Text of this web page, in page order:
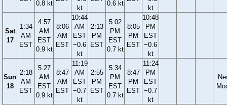
0.8 kt
kt
0.6 kt
kt
Sat
17
1:34
AM
EST
4:57
AM
EST
0.9 kt
8:06
AM
EST
10:44
AM
EST
−0.6
kt
2:13
PM
EST
5:02
PM
EST
0.7 kt
8:05
PM
EST
10:48
PM
EST
−0.6
kt
Sun
18
2:18
AM
EST
5:27
AM
EST
0.9 kt
8:47
AM
EST
11:19
AM
EST
−0.7
kt
2:55
PM
EST
5:34
PM
EST
0.7 kt
8:47
PM
EST
11:24
PM
EST
−0.7
kt